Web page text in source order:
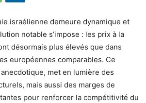
israélienne demeure dynamique et
notable s’impose : les prix à la
désormais plus élevés que dans
européennes comparables. Ce
met en lumière des
mais aussi des marges de
pour renforcer la compétitivité du